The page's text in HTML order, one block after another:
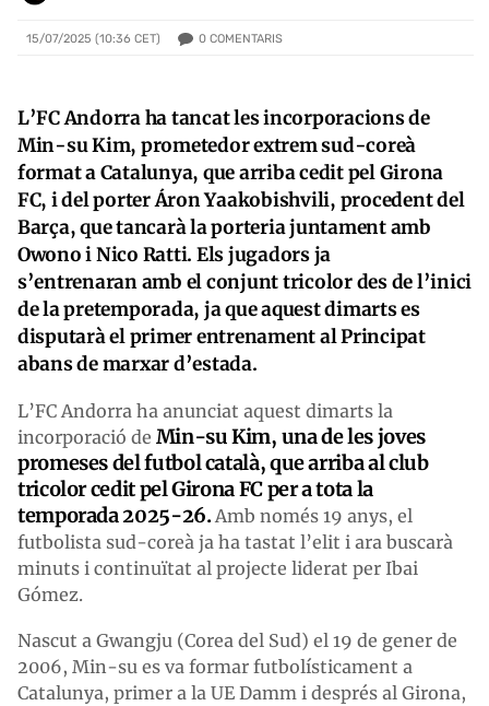
15/07/2025 (10:36 CET) 0 COMENTARIS
L’FC Andorra ha tancat les incorporacions de
Min-su Kim, prometedor extrem sud-coreà
format a Catalunya, que arriba cedit pel Girona
FC, i del porter Áron Yaakobishvili, procedent del
Barça, que tancarà la porteria juntament amb
Owono i Nico Ratti. Els jugadors ja
s’entrenaran amb el conjunt tricolor des de l’inici
de la pretemporada, ja que aquest dimarts es
disputarà el primer entrenament al Principat
abans de marxar d’estada.
L’FC Andorra ha anunciat aquest dimarts la
incorporació de Min-su Kim, una de les joves
promeses del futbol català, que arriba al club
tricolor cedit pel Girona FC per a tota la
temporada 2025-26.Amb només 19 anys, el
futbolista sud-coreà ja ha tastat l’elit i ara buscarà
minuts i continuïtat al projecte liderat per Ibai
Gómez.
Nascut a Gwangju (Corea del Sud) el 19 de gener de
2006, Min-su es va formar futbolísticament a
Catalunya, primer a la UE Damm i després al Girona,